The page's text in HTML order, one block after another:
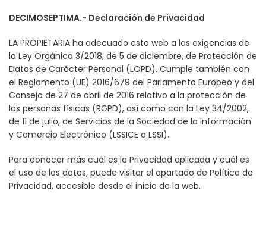
DECIMOSEPTIMA.- Declaración de Privacidad
LA PROPIETARIA ha adecuado esta web a las exigencias de
la Ley Orgánica 3/2018, de 5 de diciembre, de Protección de
Datos de Carácter Personal (LOPD). Cumple también con
el Reglamento (UE) 2016/679 del Parlamento Europeo y del
Consejo de 27 de abril de 2016 relativo a la protección de
las personas físicas (RGPD), así como con la Ley 34/2002,
de 11 de julio, de Servicios de la Sociedad de la Información
y Comercio Electrónico (LSSICE o LSSI).
Para conocer más cuál es la Privacidad aplicada y cuál es
el uso de los datos, puede visitar el apartado de Política de
Privacidad, accesible desde el inicio de la web.